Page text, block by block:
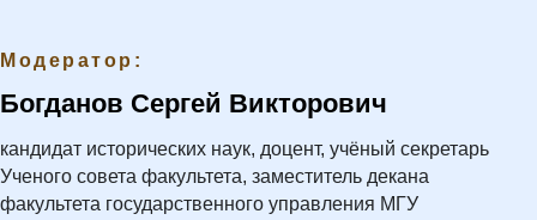
Модератор:
Богданов Сергей Викторович
кандидат исторических наук, доцент, учёный секретарь
Ученого совета факультета, заместитель декана
факультета государственного управления МГУ